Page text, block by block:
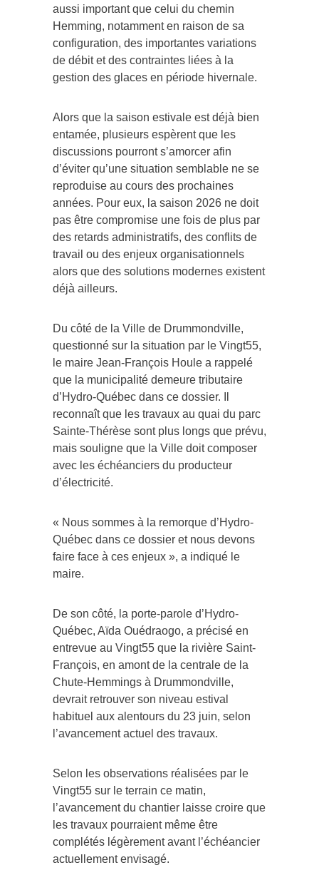
aussi important que celui du chemin
Hemming, notamment en raison de sa
configuration, des importantes variations
de débit et des contraintes liées à la
gestion des glaces en période hivernale.
Alors que la saison estivale est déjà bien
entamée, plusieurs espèrent que les
discussions pourront s’amorcer afin
d’éviter qu’une situation semblable ne se
reproduise au cours des prochaines
années. Pour eux, la saison 2026 ne doit
pas être compromise une fois de plus par
des retards administratifs, des conflits de
travail ou des enjeux organisationnels
alors que des solutions modernes existent
déjà ailleurs.
Du côté de la Ville de Drummondville,
questionné sur la situation par le Vingt55,
le maire Jean-François Houle a rappelé
que la municipalité demeure tributaire
d’Hydro-Québec dans ce dossier. Il
reconnaît que les travaux au quai du parc
Sainte-Thérèse sont plus longs que prévu,
mais souligne que la Ville doit composer
avec les échéanciers du producteur
d’électricité.
« Nous sommes à la remorque d’Hydro-
Québec dans ce dossier et nous devons
faire face à ces enjeux », a indiqué le
maire.
De son côté, la porte-parole d’Hydro-
Québec, Aïda Ouédraogo, a précisé en
entrevue au Vingt55 que la rivière Saint-
François, en amont de la centrale de la
Chute-Hemmings à Drummondville,
devrait retrouver son niveau estival
habituel aux alentours du 23 juin, selon
l’avancement actuel des travaux.
Selon les observations réalisées par le
Vingt55 sur le terrain ce matin,
l’avancement du chantier laisse croire que
les travaux pourraient même être
complétés légèrement avant l’échéancier
actuellement envisagé.